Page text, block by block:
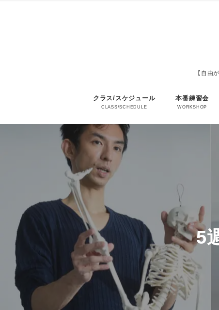
【自由
クラス/スケジュール
CLASS/SCHEDULE
本番練習会
WORKSHOP
5